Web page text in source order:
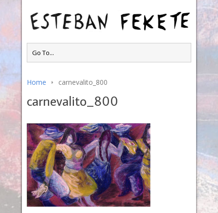
Home carnevalito_800
carnevalito_800